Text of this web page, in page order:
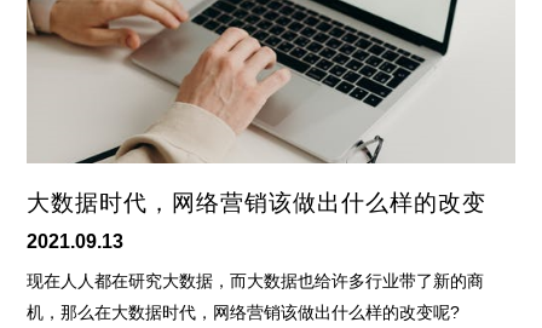
大数据时代，网络营销该做出什么样的改变
2021.09.13
现在人人都在研究大数据，而大数据也给许多行业带了新的商
机，那么在大数据时代，网络营销该做出什么样的改变呢?